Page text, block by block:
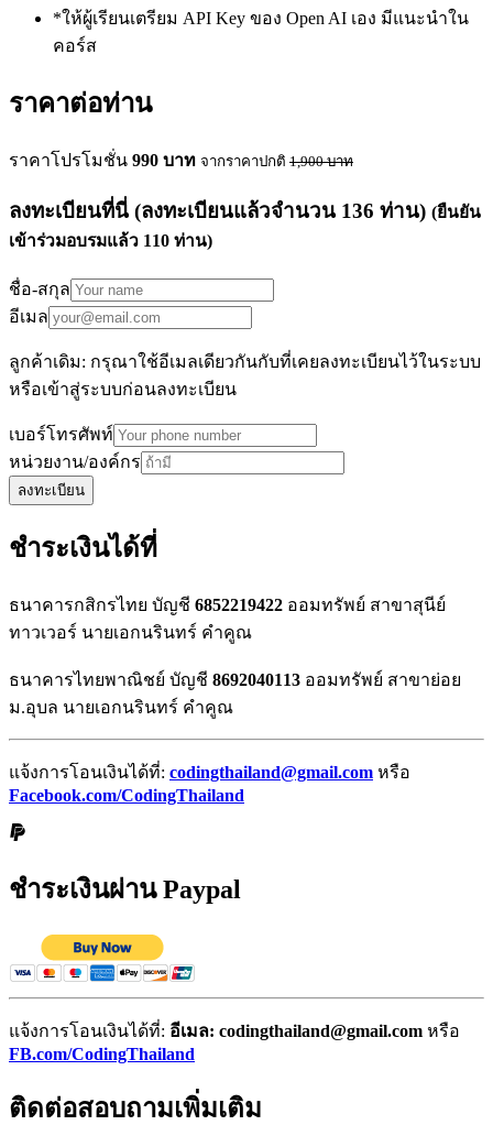
*ให้ผู้เรียนเตรียม API Key ของ Open AI เอง มีแนะนำใน
คอร์ส
ราคาต่อท่าน
ราคาโปรโมชั่น 990 บาท จากราคาปกติ 1,900บาท
ลงทะเบียนที่นี่ (ลงทะเบียนแล้วจำนวน 136 ท่าน) (ยืนยัน
เข้าร่วมอบรมแล้ว 110 ท่าน)
ชื่อ-สกุล
อีเมล
ลูกค้าเดิม: กรุณาใช้อีเมลเดียวกันกับที่เคยลงทะเบียนไว้ในระบบ
หรือเข้าสู่ระบบก่อนลงทะเบียน
เบอร์โทรศัพท์
หน่วยงาน/องค์กร
ลงทะเบียน
ชำระเงินได้ที่
ธนาคารกสิกรไทย บัญชี 6852219422 ออมทรัพย์ สาขาสุนีย์
ทาวเวอร์ นายเอกนรินทร์ คำคูณ
ธนาคารไทยพาณิชย์ บัญชี 8692040113 ออมทรัพย์ สาขาย่อย
ม.อุบล นายเอกนรินทร์ คำคูณ
แจ้งการโอนเงินได้ที่: codingthailand@gmail.com หรือ
Facebook.com/CodingThailand
ชำระเงินผ่าน Paypal
แจ้งการโอนเงินได้ที่: อีเมล: codingthailand@gmail.com หรือ
FB.com/CodingThailand
ติดต่อสอบถามเพิ่มเติม